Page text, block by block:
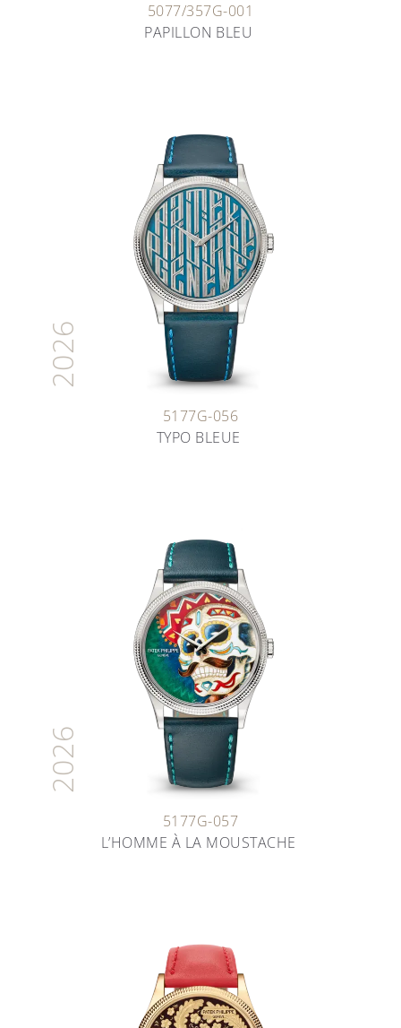
5077/357G-001
PAPILLON BLEU
2026
5177G-056
TYPO BLEUE
2026
5177G-057
L’HOMME À LA MOUSTACHE